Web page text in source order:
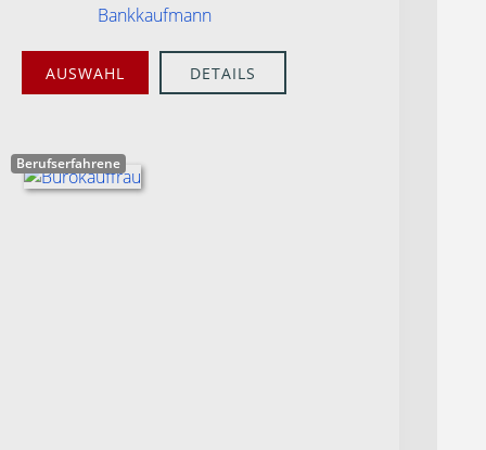
Bankkaufmann
AUSWAHL DETAILS
Berufserfahrene